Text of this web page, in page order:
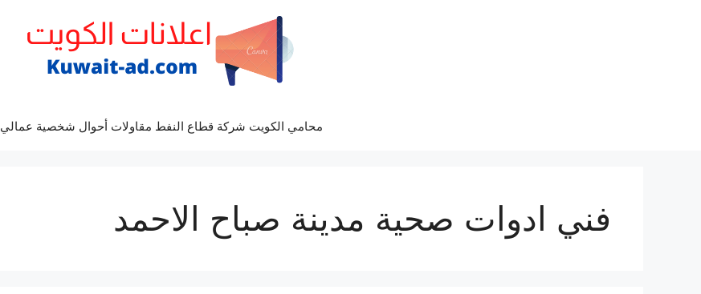
محامي الكويت شركة قطاع النفط مقاولات أحوال شخصية عمالي
فني ادوات صحية مدينة صباح الاحمد